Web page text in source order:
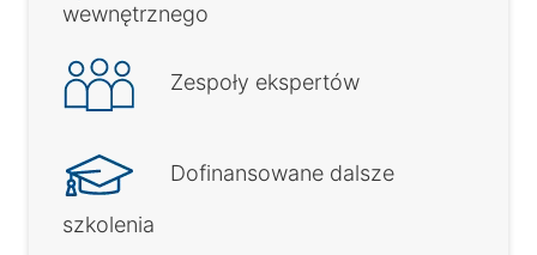
wewnętrznego
Zespoły ekspertów
Dofinansowane dalsze
szkolenia